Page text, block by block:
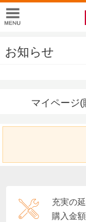
お知らせ
マイページ(
充実の
購入金